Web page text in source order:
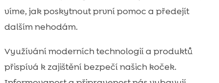
víme, jak poskytnout první pomoc a předejít
dalším nehodám.
Využívání moderních technologií a produktů
přispívá k zajištění bezpečí našich koček.